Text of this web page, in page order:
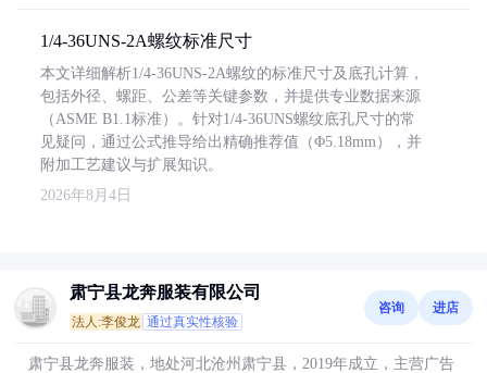
1/4-36UNS-2A螺纹标准尺寸
本文详细解析1/4-36UNS-2A螺纹的标准尺寸及底孔计算，
包括外径、螺距、公差等关键参数，并提供专业数据来源
（ASME B1.1标准）。针对1/4-36UNS螺纹底孔尺寸的常
见疑问，通过公式推导给出精确推荐值（Φ5.18mm），并
附加工艺建议与扩展知识。
2026年8月4日
肃宁县龙奔服装有限公司
法人:李俊龙 通过真实性核验
咨询 进店
肃宁县龙奔服装，地处河北沧州肃宁县，2019年成立，主营广告